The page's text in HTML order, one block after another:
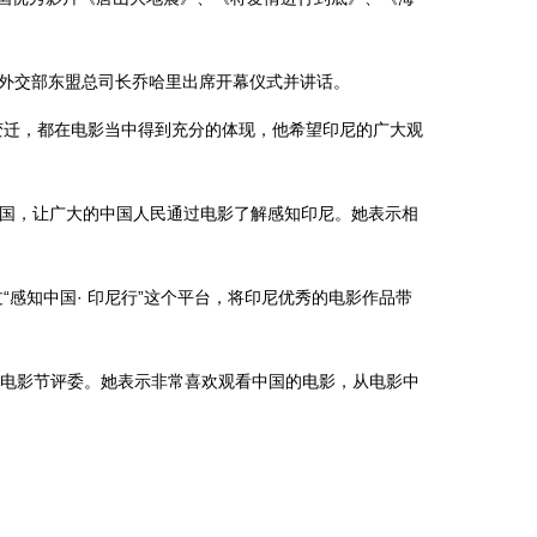
部东盟总司长乔哈里出席开幕仪式并讲话。
都在电影当中得到充分的体现，他希望印尼的广大观
让广大的中国人民通过电影了解感知印尼。她表示相
中国· 印尼行”这个平台，将印尼优秀的电影作品带
节评委。她表示非常喜欢观看中国的电影，从电影中